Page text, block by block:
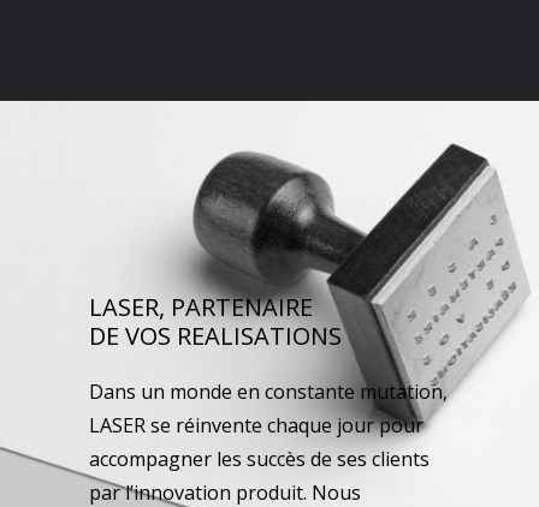
LASER, PARTENAIRE
DE VOS REALISATIONS
Dans un monde en constante mutation,
LASER se réinvente chaque jour pour
accompagner les succès de ses clients
par l’innovation produit. Nous